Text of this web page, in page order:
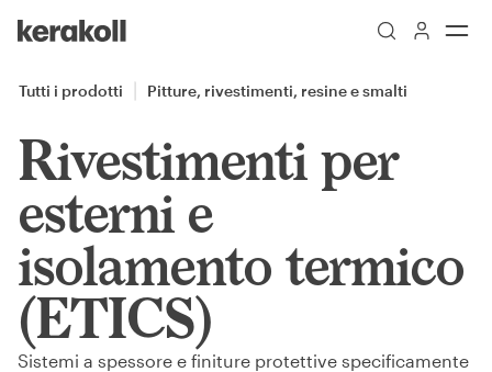
Go to Homepage
Tutti i prodotti Pitture, rivestimenti, resine e smalti
Rivestimenti per
esterni e
isolamento termico
(ETICS)
Sistemi a spessore e finiture protettive specificamente